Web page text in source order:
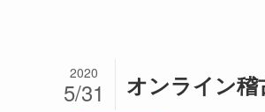
オンライン稽
2020
5/31